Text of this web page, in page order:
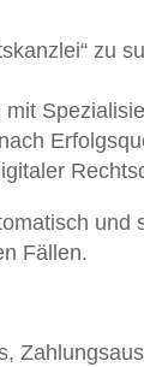
zu
Fällen.